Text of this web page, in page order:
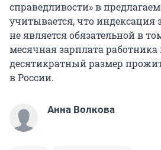
справедливости» в
учитывается, что индексация
не является обязательной в
месячная зарплата
десятикратный размер
в России.
Анна Волкова